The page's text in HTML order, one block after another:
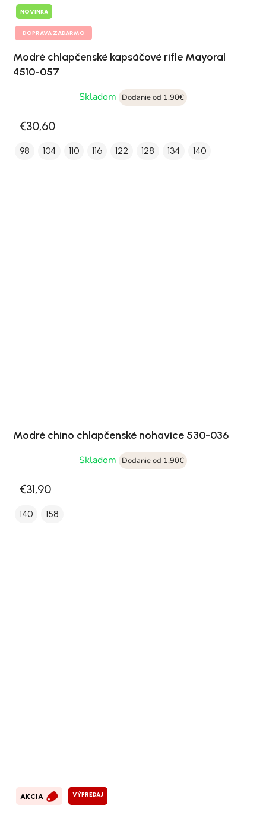
NOVINKA
DOPRAVA ZADARMO
Modré chlapčenské kapsáčové rifle Mayoral
4510-057
Skladom
Dodanie od 1,90€
€30,60
98 104 110 116 122 128 134 140
Modré chino chlapčenské nohavice 530-036
Skladom
Dodanie od 1,90€
€31,90
140 158
AKCIA VÝPREDAJ